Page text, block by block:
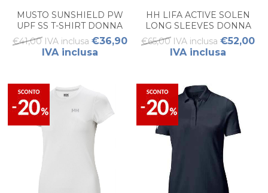
MUSTO SUNSHIELD PW
UPF SS T-SHIRT DONNA
€41,00 IVA inclusa €36,90
IVA inclusa
HH LIFA ACTIVE SOLEN
LONG SLEEVES DONNA
€65,00 IVA inclusa €52,00
IVA inclusa